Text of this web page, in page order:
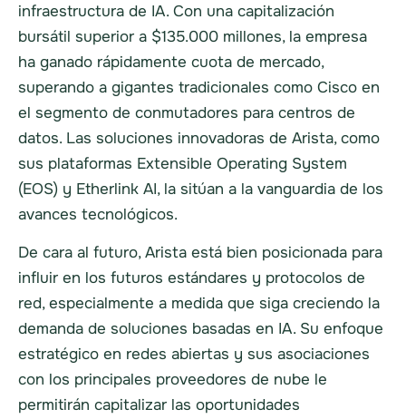
infraestructura de IA. Con una capitalización
bursátil superior a $135.000 millones, la empresa
ha ganado rápidamente cuota de mercado,
superando a gigantes tradicionales como Cisco en
el segmento de conmutadores para centros de
datos. Las soluciones innovadoras de Arista, como
sus plataformas Extensible Operating System
(EOS) y Etherlink AI, la sitúan a la vanguardia de los
avances tecnológicos.
De cara al futuro, Arista está bien posicionada para
influir en los futuros estándares y protocolos de
red, especialmente a medida que siga creciendo la
demanda de soluciones basadas en IA. Su enfoque
estratégico en redes abiertas y sus asociaciones
con los principales proveedores de nube le
permitirán capitalizar las oportunidades